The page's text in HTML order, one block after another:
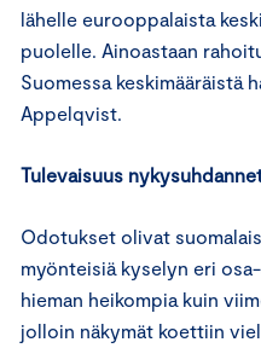
lähelle eurooppalaista
puolelle. Ainoastaan
Suomessa keskimääräistä
Appelqvist.
Tulevaisuus
Odotukset olivat
myönteisiä kyselyn eri
hieman heikompia kuin
jolloin näkymät koettiin